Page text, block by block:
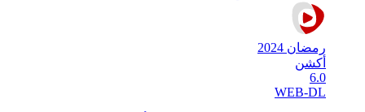
رمضان 2024
أكشن
6.0
WEB-DL